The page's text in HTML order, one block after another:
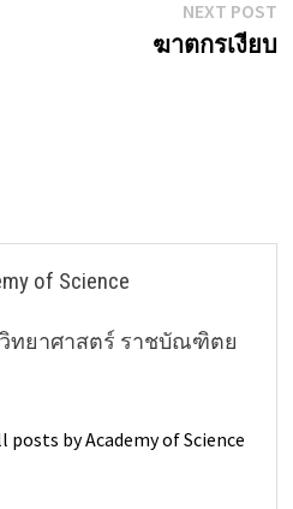
NEXT POST
ฆาตกรเงียบ
of Science
ทยาศาสตร์ ราชบัณฑิตย
posts by Academy of Science